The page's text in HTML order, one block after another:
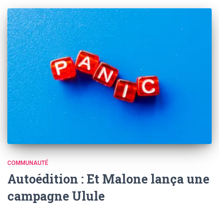
COMMUNAUTÉ
Autoédition : Et Malone lança une
campagne Ulule